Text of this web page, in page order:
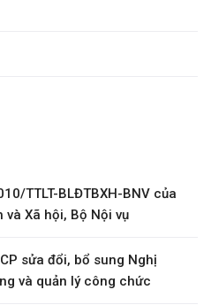
TTLT-BLĐTBXH-BNV của
Xã hội, Bộ Nội vụ
sửa đổi, bổ sung Nghị
và quản lý công chức